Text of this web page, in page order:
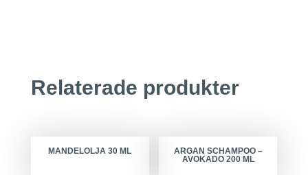
Relaterade produkter
MANDELOLJA 30 ML
ARGAN SCHAMPOO –
AVOKADO 200 ML